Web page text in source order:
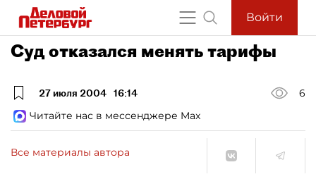
Войти
Суд отказался менять тарифы
27 июля 2004 16:14
6
Читайте нас в мессенджере Max
Все материалы автора